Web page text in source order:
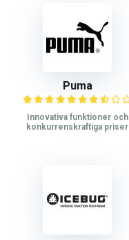
Puma
Innovativa funktioner och
konkurrenskraftiga priser